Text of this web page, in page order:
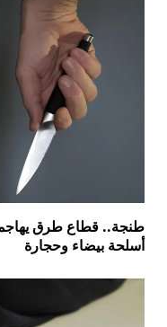
طنجة.. قطاع طرق
أسلحة بيضاء وحجارة